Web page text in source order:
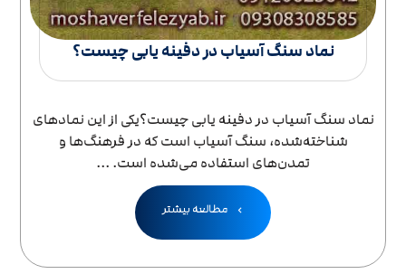
نماد سنگ آسیاب در دفینه یابی چیست؟
نماد سنگ آسیاب در دفینه یابی چیست؟یکی از این نمادهای
شناخته‌شده، سنگ آسیاب است که در فرهنگ‌ها و
تمدن‌های استفاده می‌شده است. ...
مطالعه بیشتر